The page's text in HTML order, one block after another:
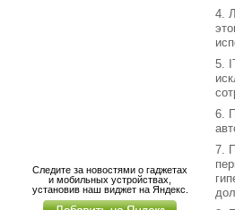
4.
5.
6.
7.
Следите за новостями о гаджетах
и мобильных устройствах,
установив наш виджет на Яндекс.